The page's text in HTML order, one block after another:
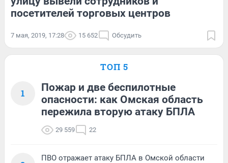
посетителей торговых центров
7 мая, 2019, 17:28 15 652 Обсудить
ТОП 5
1
Пожар и две беспилотные
опасности: как Омская область
пережила вторую атаку БПЛА
29 559 22
ПВО отражает атаку БПЛА в Омской области